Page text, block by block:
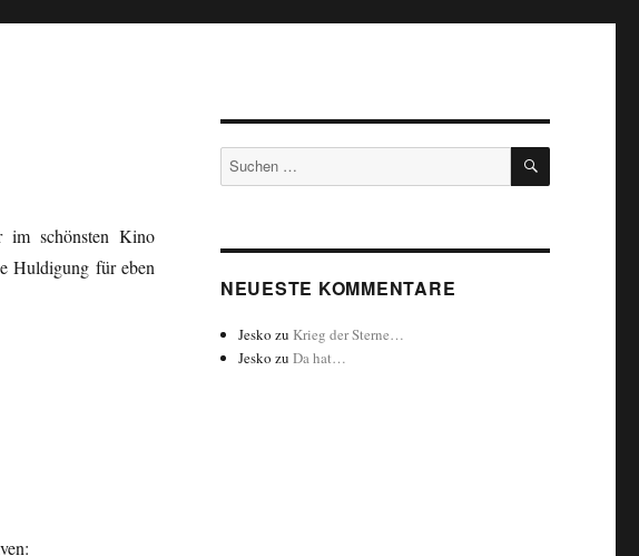
im schönsten Kino
Huldigung für eben
Suchen
nach:
SUCHEN
NEUESTE KOMMENTARE
Jesko zu Krieg der Sterne…
Jesko zuDa hat…